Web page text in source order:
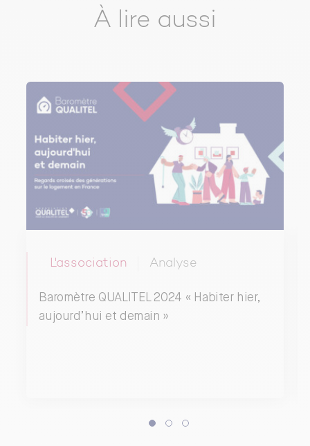
À lire aussi
L'association Analyse
Baromètre QUALITEL 2024 « Habiter hier,
aujourd’hui et demain »